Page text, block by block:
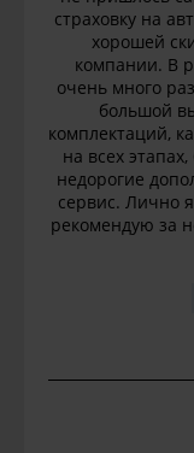
страховку на
хорошей
компании. В
очень много
большой
комплектаций,
на всех
недорогие
сервис. Лично
рекомендую за